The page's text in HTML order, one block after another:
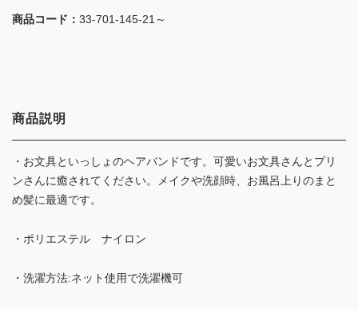
商品コード： 33-701-145-21～
商品説明
・お文具といっしょのヘアバンドです。可愛いお文具さんとプリ
ンさんに癒されてください。メイクや洗顔時、お風呂上りのまと
め髪に最適です。
・ポリエステル ナイロン
・洗濯方法:ネット使用で洗濯機可